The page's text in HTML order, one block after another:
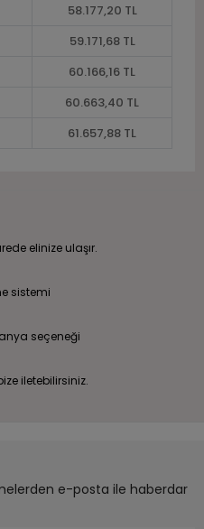
58.177,20 TL
59.171,68 TL
60.166,16 TL
60.663,40 TL
61.657,88 TL
elinize ulaşır.
sistemi
seçeneği
iletebilirsiniz.
e-posta ile haberdar